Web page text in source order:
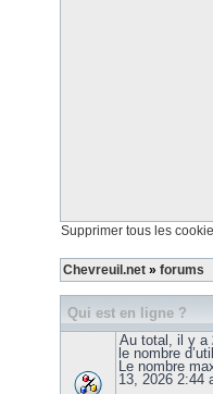
Supprimer tous les
Chevreuil.net » forums
Qui est en ligne ?
Au total, il y a
le nombre
Le nombre
13, 2026 2:44